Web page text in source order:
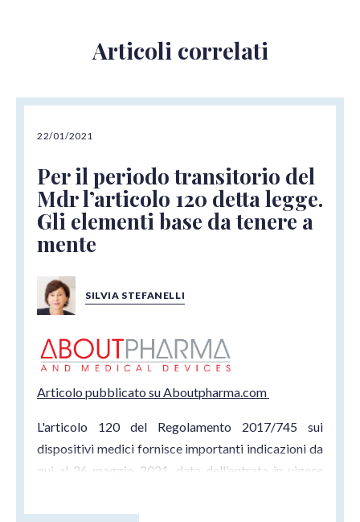
Articoli correlati
22/01/2021
Per il periodo transitorio del
Mdr l’articolo 120 detta legge.
Gli elementi base da tenere a
mente
SILVIA STEFANELLI
Articolo pubblicato su Aboutpharma.com
L'articolo 120 del Regolamento 2017/745 sui
dispositivi medici fornisce importanti indicazioni da
qui al 26 maggio 2021, data dell'entrata in vigore